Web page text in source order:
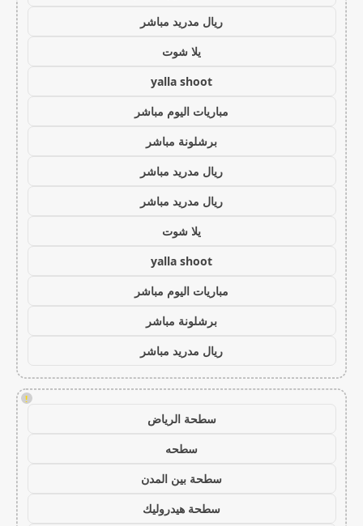
ريال مدريد مباشر
يلا شوت
yalla shoot
مباريات اليوم مباشر
برشلونة مباشر
ريال مدريد مباشر
ريال مدريد مباشر
يلا شوت
yalla shoot
مباريات اليوم مباشر
برشلونة مباشر
ريال مدريد مباشر
!
سطحة الرياض
سطحه
سطحة بين المدن
سطحة هيدروليك